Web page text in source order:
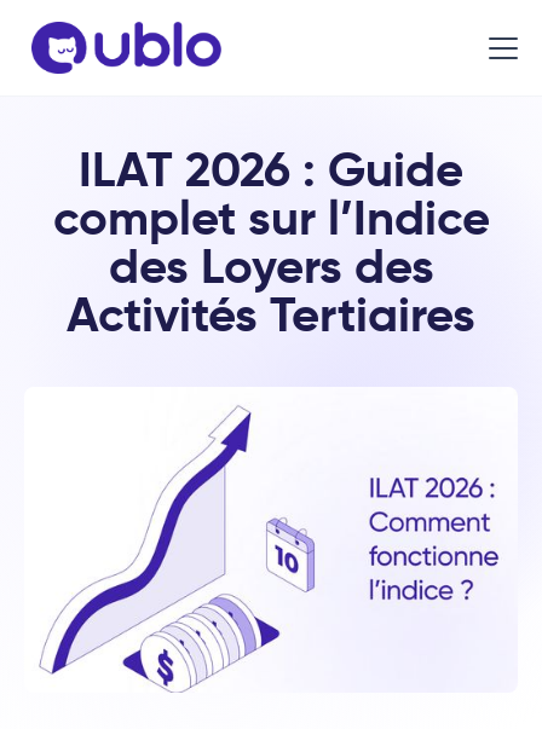
ILAT 2026 : Guide
complet sur l’Indice
des Loyers des
Activités Tertiaires